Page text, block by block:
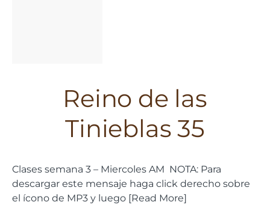
Reino de las
Tinieblas 35
Clases semana 3 – Miercoles AM NOTA: Para
descargar este mensaje haga click derecho sobre
el ícono de MP3 y luego [Read More]